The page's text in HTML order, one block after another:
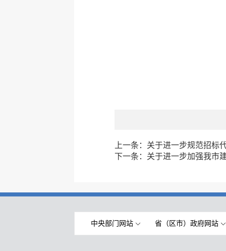
上一条： 关于进一步规范招标
下一条： 关于进一步加强我市
中央部门网站 省（区市）政府网站